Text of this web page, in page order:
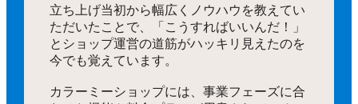
立ち上げ当初から幅広くノウハウを教えてい
ただいたことで、「こうすればいいんだ！」
とショップ運営の道筋がハッキリ見えたのを
今でも覚えています。
カラーミーショップには、事業フェーズに合